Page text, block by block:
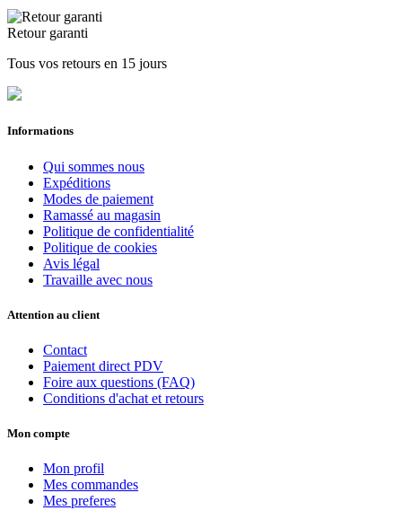
Retour garanti
Tous vos retours en 15 jours
Informations
Qui sommes nous
Expéditions
Modes de paiement
Ramassé au magasin
Politique de confidentialité
Politique de cookies
Avis légal
Travaille avec nous
Attention au client
Contact
Paiement direct PDV
Foire aux questions (FAQ)
Conditions d'achat et retours
Mon compte
Mon profil
Mes commandes
Mes preferes